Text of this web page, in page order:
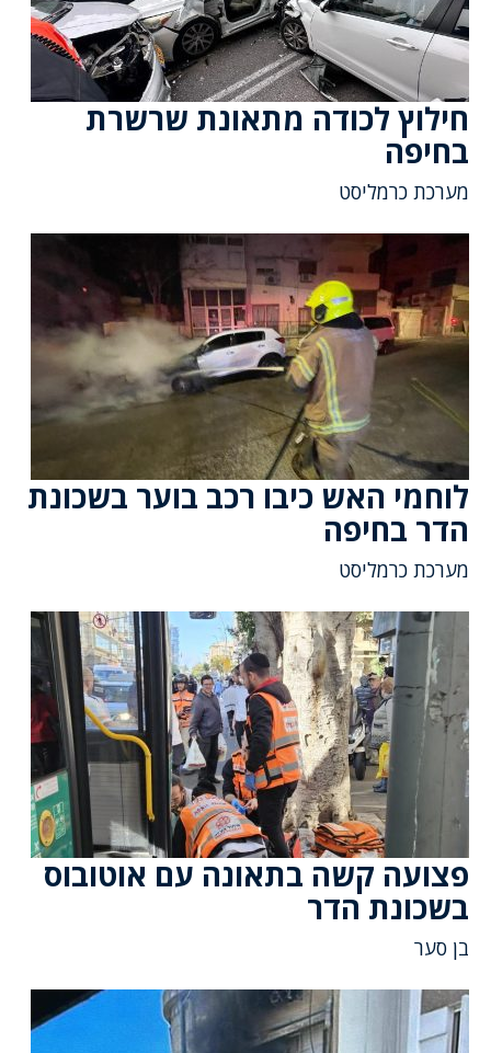
חילוץ לכודה מתאונת שרשרת
בחיפה
מערכת כרמליסט
לוחמי האש כיבו רכב בוער בשכונת
הדר בחיפה
מערכת כרמליסט
פצועה קשה בתאונה עם אוטובוס
בשכונת הדר
בן סער